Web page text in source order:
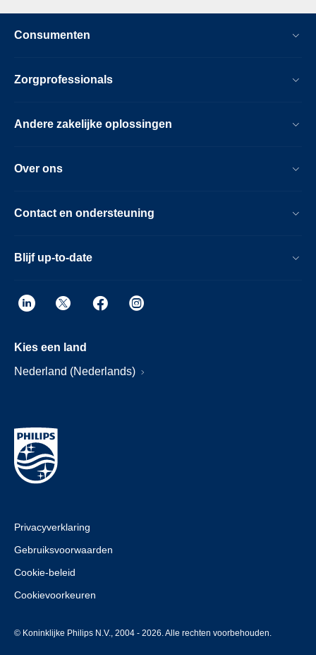
Consumenten
Zorgprofessionals
Andere zakelijke oplossingen
Over ons
Contact en ondersteuning
Blijf up-to-date
Kies een land
Nederland (Nederlands)
Privacyverklaring
Gebruiksvoorwaarden
Cookie-beleid
Cookievoorkeuren
© Koninklijke Philips N.V., 2004 - 2026. Alle rechten voorbehouden.